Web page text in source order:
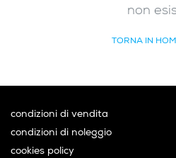
non
TORNA IN
condizioni di vendita
condizioni di noleggio
cookies policy